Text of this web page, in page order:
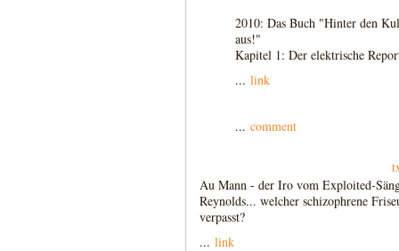
2010: Das Buch "Hinter den
aus!"
Kapitel 1: Der elektrische
... link
... comment
Au Mann - der Iro vom Exploited-
Reynolds... welcher schizophrene
verpasst?
... link